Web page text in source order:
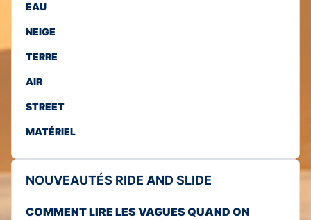
EAU
NEIGE
TERRE
AIR
STREET
MATÉRIEL
NOUVEAUTÉS RIDE AND SLIDE
COMMENT LIRE LES VAGUES QUAND ON